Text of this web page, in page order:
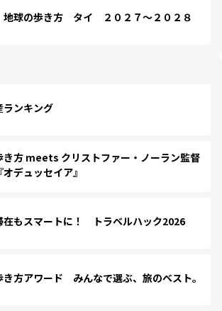
球の歩き方 タイ ２０２７～２０２８
ランキング
き方 meets クリストファー・ノーラン監督
デュッセイア』
在もスマートに！ トラベルハック2026
き方アワード みんなで選ぶ、旅のベスト。